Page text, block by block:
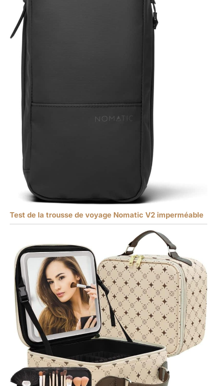
Test de la trousse de voyage Nomatic V2 imperméable